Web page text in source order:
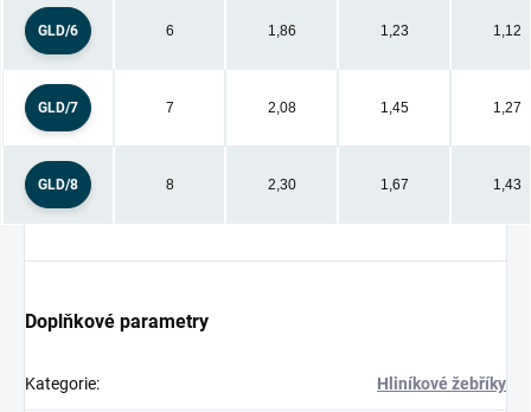
GLD/6 6 1,86 1,23 1,12
GLD/7 7 2,08 1,45 1,27
GLD/8 8 2,30 1,67 1,43
Doplňkové parametry
Kategorie: Hliníkové žebříky